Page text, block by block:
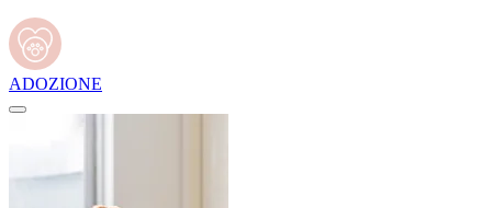
ADOZIONE